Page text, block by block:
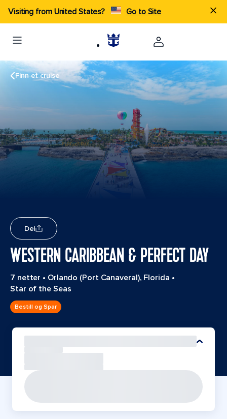
Visiting from United States? Go to Site
Finn et cruise
Del
WESTERN CARIBBEAN & PERFECT DAY
7 netter • Orlando (Port Canaveral), Florida •
Star of the Seas
Bestill og Spar